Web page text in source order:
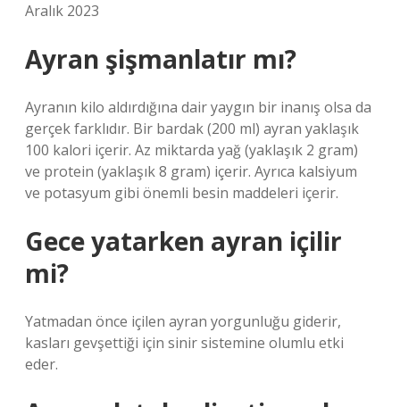
Aralık 2023
Ayran şişmanlatır mı?
Ayranın kilo aldırdığına dair yaygın bir inanış olsa da
gerçek farklıdır. Bir bardak (200 ml) ayran yaklaşık
100 kalori içerir. Az miktarda yağ (yaklaşık 2 gram)
ve protein (yaklaşık 8 gram) içerir. Ayrıca kalsiyum
ve potasyum gibi önemli besin maddeleri içerir.
Gece yatarken ayran içilir
mi?
Yatmadan önce içilen ayran yorgunluğu giderir,
kasları gevşettiği için sinir sistemine olumlu etki
eder.